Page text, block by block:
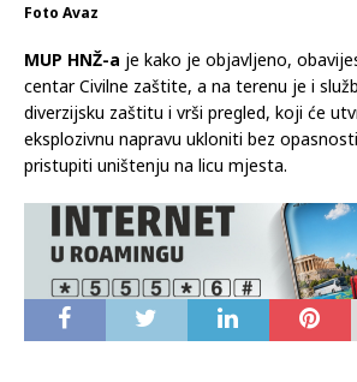
Foto Avaz
MUP HNŽ-a je kako je objavljeno,
centar Civilne zaštite, a na terenu je i
diverzijsku zaštitu i vrši pregled, koji će
eksplozivnu napravu ukloniti bez
pristupiti uništenju na licu mjesta.